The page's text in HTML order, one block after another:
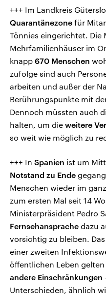
+++ Im Landkreis
Quarantänezone für
Tönnies eingerichtet.
Mehrfamilienhäuser im
knapp 670 Menschen
zufolge sind auch
arbeiten und außer der
Berührungspunkte mit
Dennoch müssten auch
halten, um die weitere
so weit wie möglich zu
+++ In Spanien ist um
Notstand zu Ende
Menschen wieder im
zum ersten Mal seit 14
Ministerpräsident Pedro
Fernsehansprache dazu
vorsichtig zu bleiben.
einer zweiten
öffentlichen Leben gelten
andere Einschränkungen
Unterschieden, ähnlich